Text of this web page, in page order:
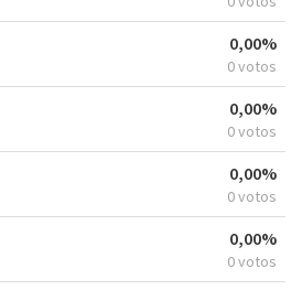
0,00%
0 votos
0,00%
0 votos
0,00%
0 votos
0,00%
0 votos